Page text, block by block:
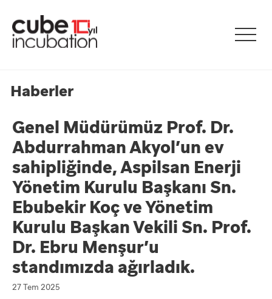
Haberler
Genel Müdürümüz Prof. Dr.
Abdurrahman Akyol’un ev
sahipliğinde, Aspilsan Enerji
Yönetim Kurulu Başkanı Sn.
Ebubekir Koç ve Yönetim
Kurulu Başkan Vekili Sn. Prof.
Dr. Ebru Menşur’u
standımızda ağırladık.
27 Tem 2025